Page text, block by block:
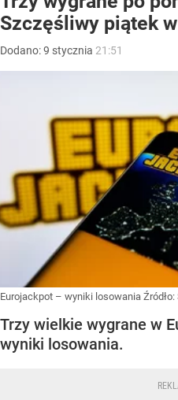
Szczęśliwy piątek
Dodano:9 stycznia 21:51
Eurojackpot – wyniki losowania Źródło:
Trzy wielkie wygrane w
wyniki losowania.